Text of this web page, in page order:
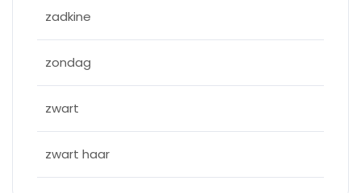
zadkine
zondag
zwart
zwart haar